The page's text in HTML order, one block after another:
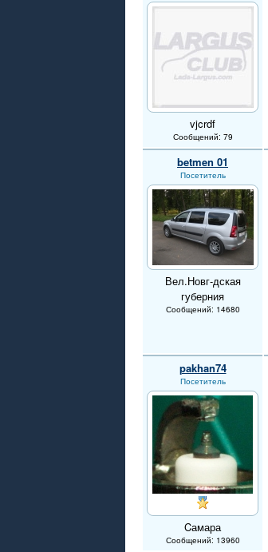
vjcrdf
Сообщений: 79
betmen 01
Посетитель
Вел.Новг-дская
губерния
Сообщений: 14680
pakhan74
Посетитель
Cамара
Сообщений: 13960